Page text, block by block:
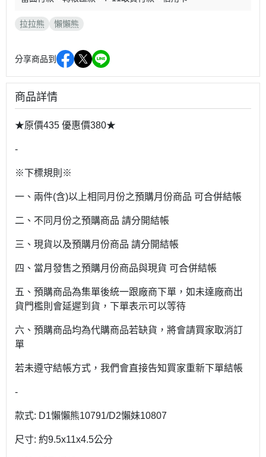
拉拉熊 懶懶熊
分享商品到
商品詳情
★原價435 優惠價380★
-
※下標規則※
一、兩件(含)以上相同月份之預購月份商品 可合併結帳
二、不同月份之預購商品 請分開結帳
三、現貨以及預購月份商品 請分開結帳
四、當月發售之預購月份商品與現貨 可合併結帳
五、預購商品為集單後統一跟廠商下單，如未達廠商出
貨門檻則會延遲到貨，下單表示可以等待
六、預購商品均為代購商品若缺貨，將會請買家取消訂
單
若未遵守結帳方式，我們會直接告知買家重新下單結帳
-
款式: D1懶懶熊10791/D2懶妹10807
尺寸: 約9.5x11x4.5公分